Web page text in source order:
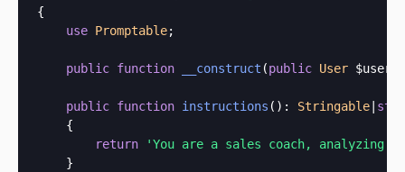
{
use Promptable;
public function __construct (public User $user
public function instructions (): Stringable
    {
return
'You are a sales coach, analyzing
    }